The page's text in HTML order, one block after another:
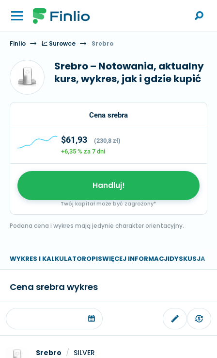
Finlio 📈 Surowce Srebro
Srebro – Notowania, aktualny
kurs, wykres, jak i gdzie kupić
Cena srebra
$61,93
(230,8 zł)
+6,35 % za 7 dni
Handluj!
Twój kapitał może być zagrożony*
Podana cena i wykres mają jedynie charakter orientacyjny.
WYKRES I KALKULATOROPISWIĘCEJ INFORMACJIDYSKUSJA
Cena srebra wykres
Srebro / SILVER